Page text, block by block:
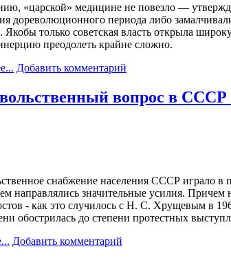
«царской» медицине не повезло —
дореволюционного периода либо
Якобы только советская власть открыла
преодолеть крайне сложно.
Добавить комментарий
вопрос в СССР
снабжение населения СССР играло в
направлялись значительные усилия. Причем
- как это случилось с Н. С. Хрущевым в
обострилась до степени протестных
Добавить комментарий